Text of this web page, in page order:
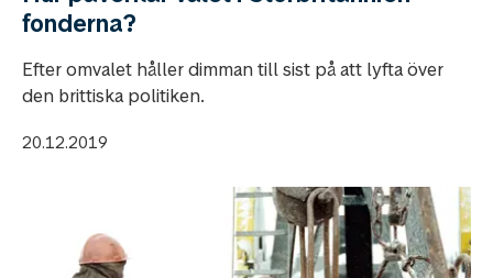
fonderna?
Efter omvalet håller dimman till sist på att lyfta över
den brittiska politiken.
20.12.2019